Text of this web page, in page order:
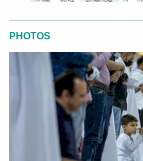
PHOTOS